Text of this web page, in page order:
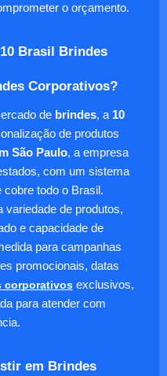
o orçamento.
Brasil Brindes
Corporativos?
de brindes, a 10
de produtos
São Paulo, a empresa
com um sistema
cobre todo o Brasil.
de produtos,
e capacidade de
para campanhas
promocionais, datas
corporativosexclusivos,
para atender com
em Brindes